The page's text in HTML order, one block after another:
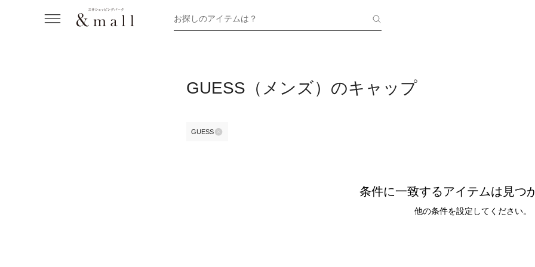
お探しのアイテムは？
GUESS（メンズ）のキャップ
GUESS
条件に一致するアイテムは見つ
他の条件を設定してください。